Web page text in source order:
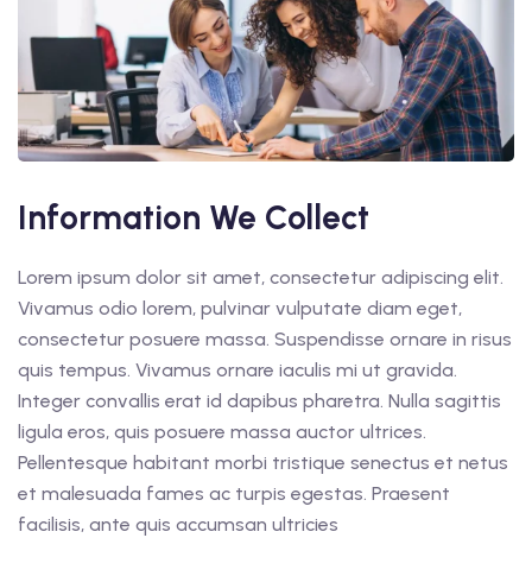
Information We Collect
Lorem ipsum dolor sit amet, consectetur adipiscing elit.
Vivamus odio lorem, pulvinar vulputate diam eget,
consectetur posuere massa. Suspendisse ornare in risus
quis tempus. Vivamus ornare iaculis mi ut gravida.
Integer convallis erat id dapibus pharetra. Nulla sagittis
ligula eros, quis posuere massa auctor ultrices.
Pellentesque habitant morbi tristique senectus et netus
et malesuada fames ac turpis egestas. Praesent
facilisis, ante quis accumsan ultricies